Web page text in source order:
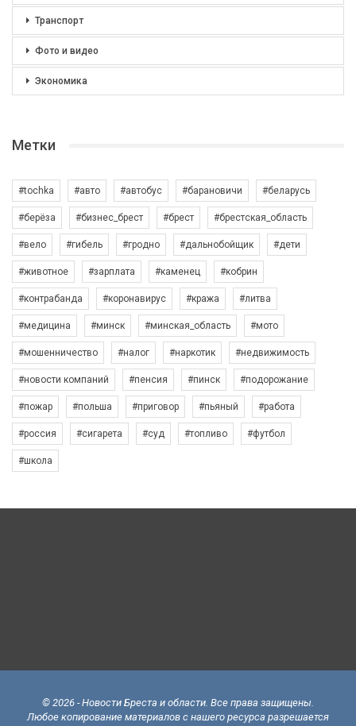
Транспорт
Фото и видео
Экономика
Метки
#tochka #авто #автобус #барановичи #беларусь
#берёза #бизнес_брест #брест #брестская_область
#вело #гибель #гродно #дальнобойщик #дети
#животное #зарплата #каменец #кобрин
#контрабанда #коронавирус #кража #литва
#медицина #минск #минская_область #мото
#мошенничество #налог #наркотик #недвижимость
#новости компаний #пенсия #пинск #подорожание
#пожар #польша #приговор #пьяный #работа
#россия #сигарета #суд #топливо #футбол
#школа
© 2026 - Новости Бреста и области. Все права защищены.
Любое копирование материалов с нашего ресурса разрешается